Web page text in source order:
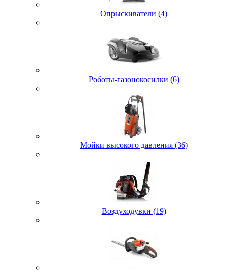
Опрыскиватели (4)
Роботы-газонокосилки (6)
Мойки высокого давления (36)
Воздуходувки (19)